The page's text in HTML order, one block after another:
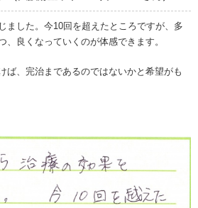
ました。今10回を超えたところですが、多
、良くなっていくのが体感できます。
ば、完治まであるのではないかと希望がも